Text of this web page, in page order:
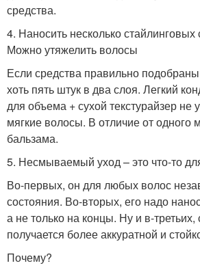
средства.
4. Наносить несколько стайлинговых
Можно утяжелить волосы
Если средства правильно
хоть пять штук в два слоя. Легкий
для объема + сухой текстурайзер не
мягкие волосы. В отличие от одного
бальзама.
5. Несмываемый уход – это что-то
Во-первых, он для любых волос
состояния. Во-вторых, его надо
а не только на концы. Ну и в-третьих,
получается более аккуратной и
Почему?